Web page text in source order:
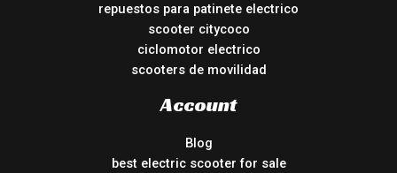
repuestos para patinete electrico
scooter citycoco
ciclomotor electrico
scooters de movilidad
Account
Blog
best electric scooter for sale